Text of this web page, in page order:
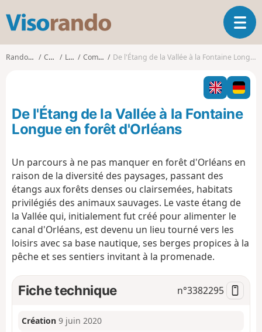
s
o
o
O
u
i
r
l
a
i
t
n
Randonnées Centre Loiret Combreux De l'Étang de la Vallée à la Fontaine Longue en forêt d'Orléans
De l'Étang de la Vallée à la Fontaine
Longue en forêt d'Orléans
Un parcours à ne pas manquer en forêt d'Orléans en
raison de la diversité des paysages, passant des
étangs aux forêts denses ou clairsemées, habitats
privilégiés des animaux sauvages. Le vaste étang de
la Vallée qui, initialement fut créé pour alimenter le
canal d'Orléans, est devenu un lieu tourné vers les
loisirs avec sa base nautique, ses berges propices à la
pêche et ses sentiers invitant à la promenade.
Fiche technique n°3382295
Création 9 juin 2020